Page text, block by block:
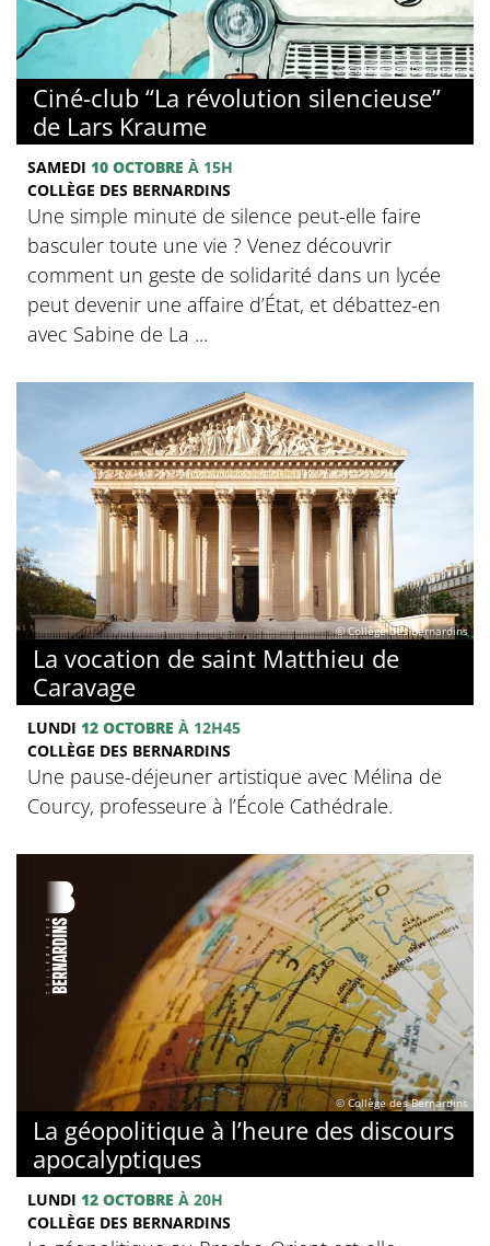
© Collège des Bernardins
Ciné-club “La révolution silencieuse”
de Lars Kraume
SAMEDI 10 OCTOBRE À 15H
COLLÈGE DES BERNARDINS
Une simple minute de silence peut-elle faire
basculer toute une vie ? Venez découvrir
comment un geste de solidarité dans un lycée
peut devenir une affaire d’État, et débattez-en
avec Sabine de La ...
© Collège des Bernardins
La vocation de saint Matthieu de
Caravage
LUNDI 12 OCTOBRE À 12H45
COLLÈGE DES BERNARDINS
Une pause-déjeuner artistique avec Mélina de
Courcy, professeure à l’École Cathédrale.
© Collège des Bernardins
La géopolitique à l’heure des discours
apocalyptiques
LUNDI 12 OCTOBRE À 20H
COLLÈGE DES BERNARDINS